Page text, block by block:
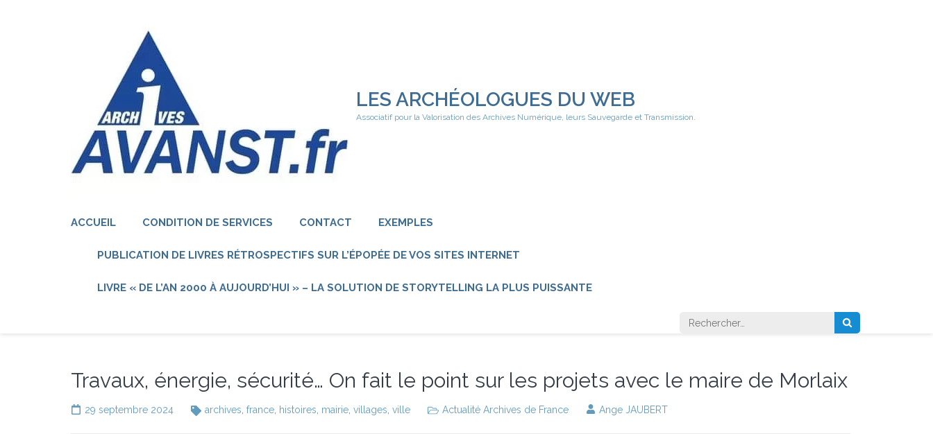
LES ARCHÉOLOGUES DU WEB
Associatif pour la Valorisation des Archives Numérique, leurs Sauvegarde et Transmission.
ACCUEIL CONDITION DE SERVICES CONTACT EXEMPLES
PUBLICATION DE LIVRES RÉTROSPECTIFS SUR L’ÉPOPÉE DE VOS SITES INTERNET
LIVRE « DE L’AN 2000 À AUJOURD’HUI » – LA SOLUTION DE STORYTELLING LA PLUS PUISSANTE
Rechercher :
Travaux, énergie, sécurité… On fait le point sur les projets avec le maire de Morlaix
29 septembre 2024 archives france histoires mairie villages ville Actualité Archives de France Ange JAUBERT